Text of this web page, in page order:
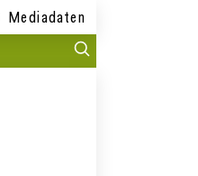
Mediadaten